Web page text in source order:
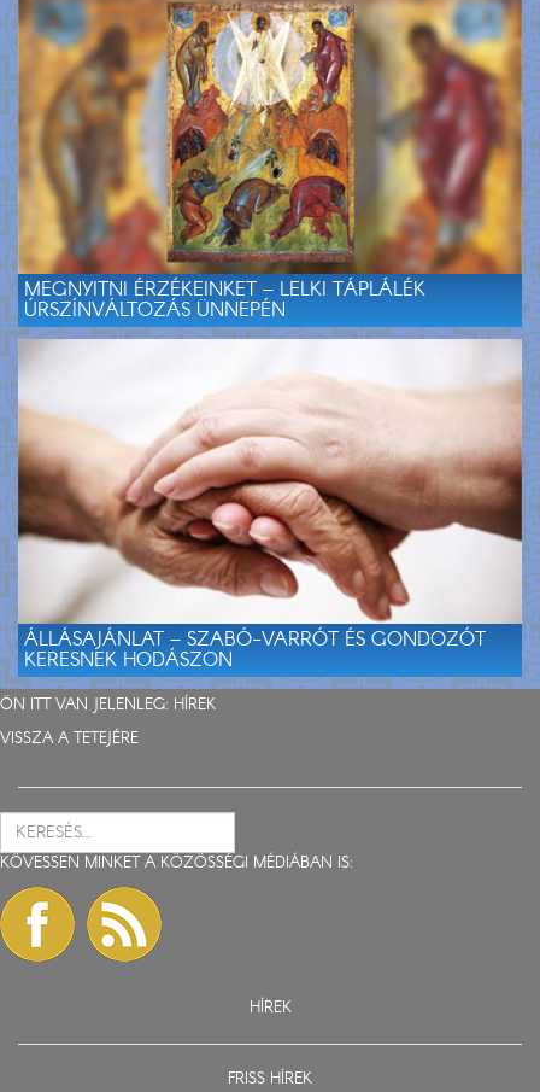
MEGNYITNI ÉRZÉKEINKET – LELKI TÁPLÁLÉK
ÚRSZÍNVÁLTOZÁS ÜNNEPÉN
ÁLLÁSAJÁNLAT – SZABÓ-VARRÓT ÉS GONDOZÓT
KERESNEK HODÁSZON
ÖN ITT VAN JELENLEG: HÍREK
VISSZA A TETEJÉRE
KÖVESSEN MINKET A KÖZÖSSÉGI MÉDIÁBAN IS:
HÍREK
FRISS HÍREK